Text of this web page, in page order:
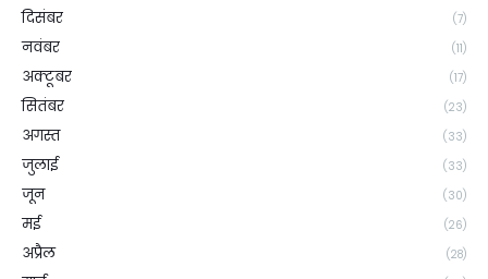
दिसंबर (7)
नवंबर (11)
अक्टूबर (17)
सितंबर (23)
अगस्त (33)
जुलाई (33)
जून (30)
मई (26)
अप्रैल (28)